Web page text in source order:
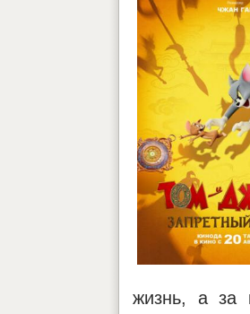
жизнь, а за